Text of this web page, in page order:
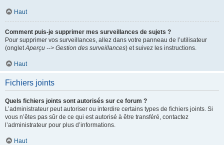
Haut
Comment puis-je supprimer mes surveillances de sujets ?
Pour supprimer vos surveillances, allez dans votre panneau de l’utilisateur
(ongletAperçu --> Gestion des surveillances) et suivez les instructions.
Haut
Fichiers joints
Quels fichiers joints sont autorisés sur ce forum ?
L’administrateur peut autoriser ou interdire certains types de fichiers joints. Si
vous n’êtes pas sûr de ce qui est autorisé à être transféré, contactez
l’administrateur pour plus d’informations.
Haut